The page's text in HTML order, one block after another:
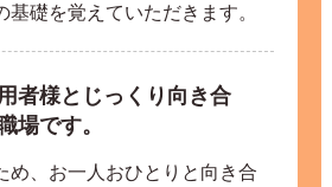
基礎を覚えていただきます。
者様とじっくり向き合
場です。
め、お一人おひとりと向き合